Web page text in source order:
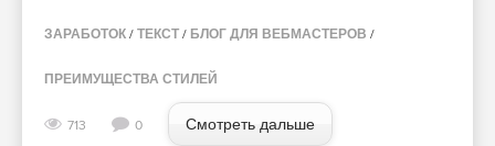
ЗАРАБОТОК / ТЕКСТ / БЛОГ ДЛЯ ВЕБМАСТЕРОВ /
ПРЕИМУЩЕСТВА СТИЛЕЙ
713 0 Смотреть дальше